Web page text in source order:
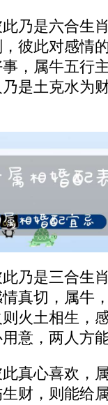
乃是六合生
彼此对感情
，属牛五行
是土克水为
乃是三合生
真切，属牛
火土相生，
意，两人方
真心喜欢，
财，则能给